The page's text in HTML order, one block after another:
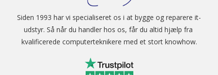
Siden 1993 har vi specialiseret os i at bygge og reparere it-
udstyr. Så når du handler hos os, får du altid hjælp fra
kvalificerede computerteknikere med et stort knowhow.